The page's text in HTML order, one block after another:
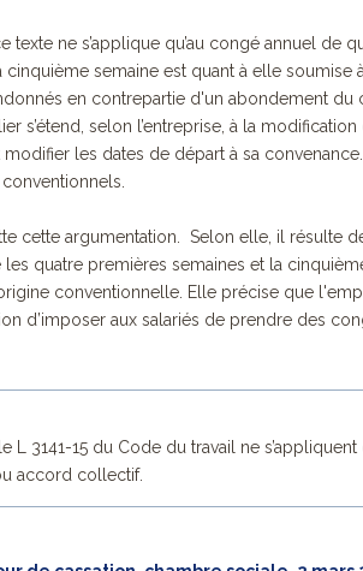
texte ne s’applique qu’au congé annuel de
cinquième semaine est quant à elle
en contrepartie d'un abondement
s’étend, selon l’entreprise, à la
les dates de départ à sa
cette argumentation. Selon elle, il résulte
les quatre premières semaines et la
conventionnelle. Elle précise que
d’imposer aux salariés de prendre des
L 3141-15 du Code du travail ne
accord collectif.